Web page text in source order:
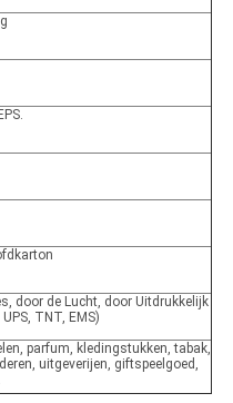
door de Lucht, door Uitdrukkelijk
TNT, EMS)
parfum, kledingstukken, tabak,
uitgeverijen, giftspeelgoed,